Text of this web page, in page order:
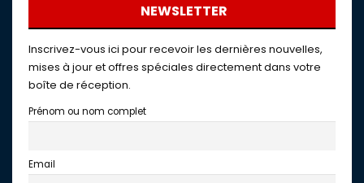
NEWSLETTER
Inscrivez-vous ici pour recevoir les dernières nouvelles,
mises à jour et offres spéciales directement dans votre
boîte de réception.
Prénom ou nom complet
Email